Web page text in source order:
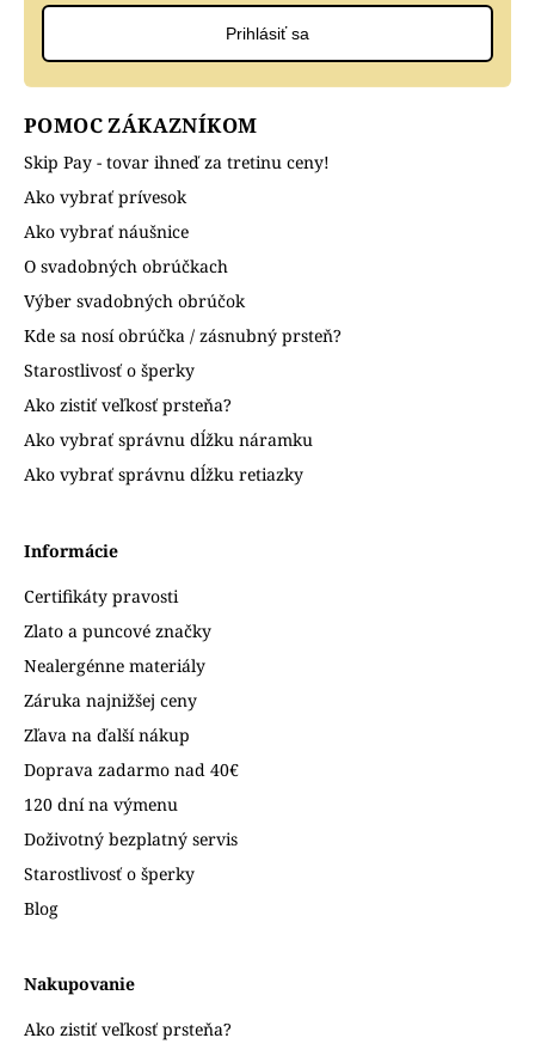
POMOC ZÁKAZNÍKOM
Skip Pay - tovar ihneď za tretinu ceny!
Ako vybrať prívesok
Ako vybrať náušnice
O svadobných obrúčkach
Výber svadobných obrúčok
Kde sa nosí obrúčka / zásnubný prsteň?
Starostlivosť o šperky
Ako zistiť veľkosť prsteňa?
Ako vybrať správnu dĺžku náramku
Ako vybrať správnu dĺžku retiazky
Informácie
Certifikáty pravosti
Zlato a puncové značky
Nealergénne materiály
Záruka najnižšej ceny
Zľava na ďalší nákup
Doprava zadarmo nad 40€
120 dní na výmenu
Doživotný bezplatný servis
Starostlivosť o šperky
Blog
Nakupovanie
Ako zistiť veľkosť prsteňa?
Prihlásiť sa